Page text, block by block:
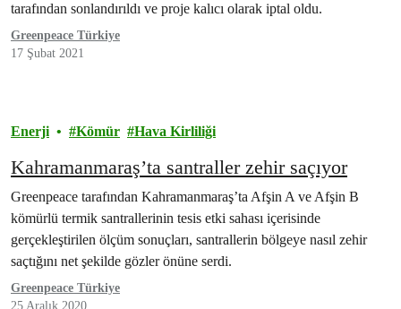
tarafından sonlandırıldı ve proje kalıcı olarak iptal oldu.
Greenpeace Türkiye
17 Şubat 2021
Enerji Kömür Hava Kirliliği
Kahramanmaraş’ta santraller zehir saçıyor
Greenpeace tarafından Kahramanmaraş’ta Afşin A ve Afşin B
kömürlü termik santrallerinin tesis etki sahası içerisinde
gerçekleştirilen ölçüm sonuçları, santrallerin bölgeye nasıl zehir
saçtığını net şekilde gözler önüne serdi.
Greenpeace Türkiye
25 Aralık 2020